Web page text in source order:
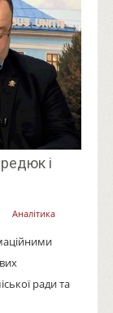
і
Аналітика
ради та